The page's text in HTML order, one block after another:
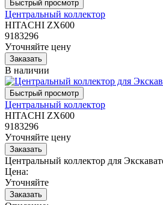
Центральный коллектор
HITACHI ZX600
9183296
Уточняйте цену
В наличии
Центральный коллектор
HITACHI ZX600
9183296
Уточняйте цену
Центральный коллектор для
Цена:
Уточняйте